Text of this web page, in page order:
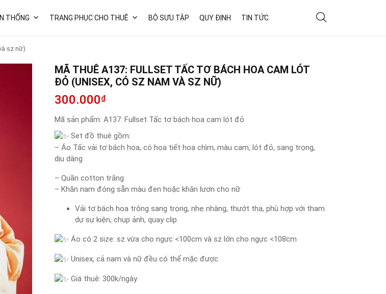
THỐNG TRANG PHỤC CHO THUÊ BỘ SƯU TẬP QUY ĐỊNH TIN TỨC
sz nữ)
MÃ THUÊ A137: FULLSET TẤC TƠ BÁCH HOA CAM LÓT
ĐỎ (UNISEX, CÓ SZ NAM VÀ SZ NỮ)
300.000₫
Mã sản phẩm:A137: Fullset Tấc tơ bách hoa cam lót đỏ
Set đồ thuê gồm:
– Áo Tấc vải tơ bách hoa, có họa tiết hoa chìm, màu cam, lót đỏ, sang trọng,
dịu dàng
– Quần cotton trắng
– Khăn nam đóng sẵn màu đen hoặc khăn lươn cho nữ
Vải tơ bách hoa trông sang trọng, nhẹ nhàng, thướt tha, phù hợp với tham
dự sự kiện, chụp ảnh, quay clip.
Áo có 2 size: sz vừa cho ngực <100cm và sz lớn cho ngực <108cm
Unisex, cả nam và nữ đều có thể mặc được
Giá thuê: 300k/ngày